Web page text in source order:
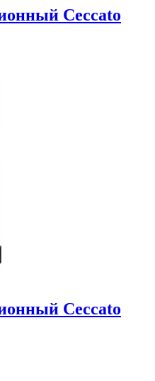
Ceccato
Ceccato